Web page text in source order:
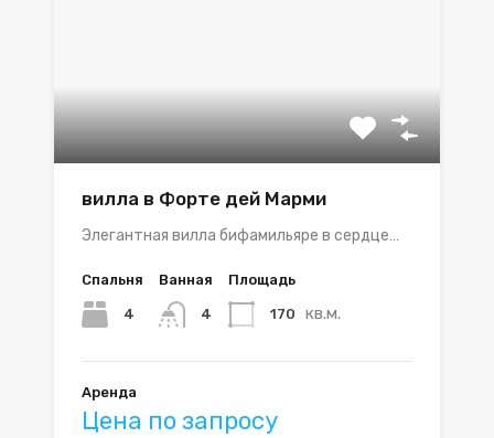
вилла в Форте дей Марми
Элегантная вилла бифамильяре в сердце…
Спальня
4
Ванная
4
Площадь
170 кв.м.
Аренда
Цена по запросу